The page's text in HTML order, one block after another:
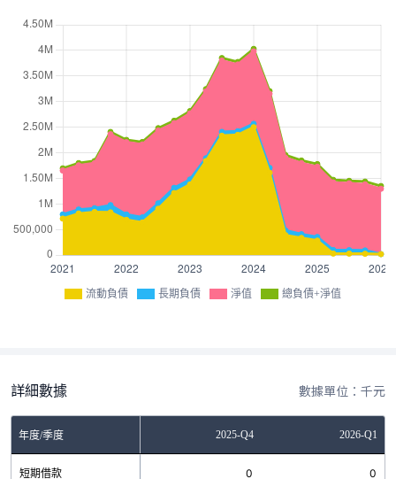
流動負債 長期負債 淨值 總負債+淨值
詳細數據 數據單位：千元
年度/季度 2025-Q4 2026-Q1
短期借款 0 0